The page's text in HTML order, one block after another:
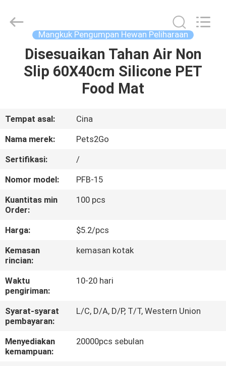
RUMAH
TENTANG
KAMI
TUR
PABRIK
HUBUNGI
KAMI
PERMINTAAN
PENAWARAN
BLOG/NEWS
SITEMAP
Pets2Go
Trading
Mangkuk Pengumpan Hewan Peliharaan
Disesuaikan Tahan Air Non
Slip 60X40cm Silicone PET
Food Mat
Tempat asal:
Cina
Nama merek:
Pets2Go
Sertifikasi:
/
Nomor model:
PFB-15
Kuantitas min
Order:
100 pcs
Harga:
$5.2/pcs
Kemasan
rincian:
kemasan kotak
Waktu
pengiriman:
10-20 hari
Syarat-syarat
pembayaran:
L/C, D/A, D/P, T/T, Western Union
Menyediakan
kemampuan:
20000pcs sebulan